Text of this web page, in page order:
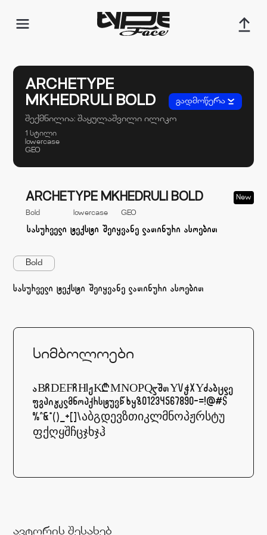
ARCHETYPE
MKHEDRULI BOLD
გადმოწერა
შექმნილია:შაყულაშვილი ილიკო
1 სტილი
lowercase
GEO
ARCHETYPE MKHEDRULI BOLD New
Bold lowercase GEO
Bold
sasurveli teqsti Seiyvane laTinuri asoebiT
სიმბოლოები
ABCDEFCHIJKLMNOPQRSTYVWXYZabcde
fghijklmnopqrstuvwxyz01234567890-=!@#$
%^&*()_+[]\აბგდევზთიკლმნოპჟრსტუ
ფქღყშჩცჯხჯჰ
ავტორის შესახებ